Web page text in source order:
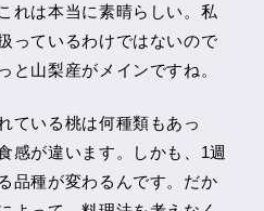
れは本当に素晴らしい。私
っているわけではないので
と山梨産がメインですね。
ている桃は何種類もあっ
感が違います。しかも、1週
品種が変わるんです。だか